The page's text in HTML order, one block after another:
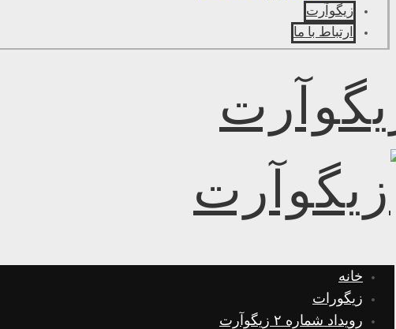
زیگوآرت
ارتباط با ما
خانه
زیگورات
رویداد شماره ۲ زیگوآرت